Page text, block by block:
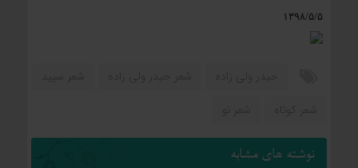
۱۳۹۸/۵/۵
نوشته های مشابه